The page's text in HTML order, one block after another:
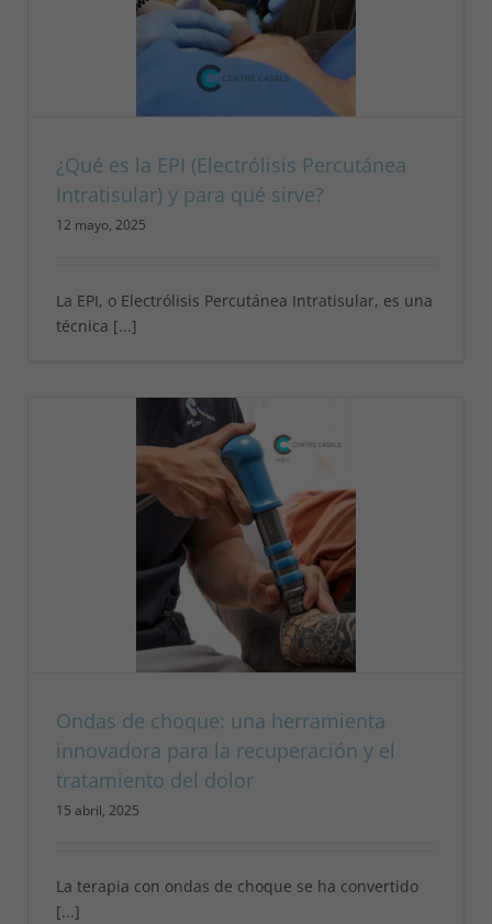
¿Qué es la EPI (Electrólisis Percutánea
Intratisular) y para qué sirve?
12 mayo, 2025
La EPI, o Electrólisis Percutánea Intratisular, es una
técnica [...]
Ondas de choque: una herramienta
innovadora para la recuperación y el
tratamiento del dolor
15 abril, 2025
La terapia con ondas de choque se ha convertido
[...]